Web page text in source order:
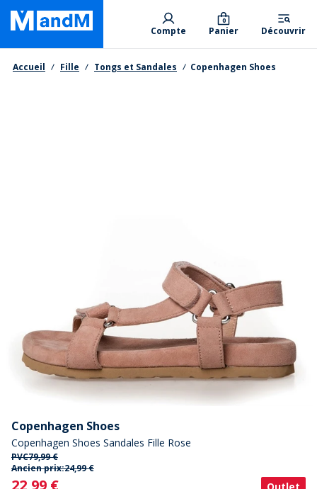
Skip
main
content
Primary departments
Compte Panier
0
Découvrir
Fil d'Ariane
Accueil Fille Tongs et Sandales Copenhagen Shoes
Copenhagen Shoes
Copenhagen Shoes Sandales Fille Rose
PVC79,99 €
Ancien prix:24,99 €
Current
22,99 €